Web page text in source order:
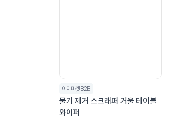
이지마켓B2B
물기 제거 스크래퍼 거울 테이블
와이퍼